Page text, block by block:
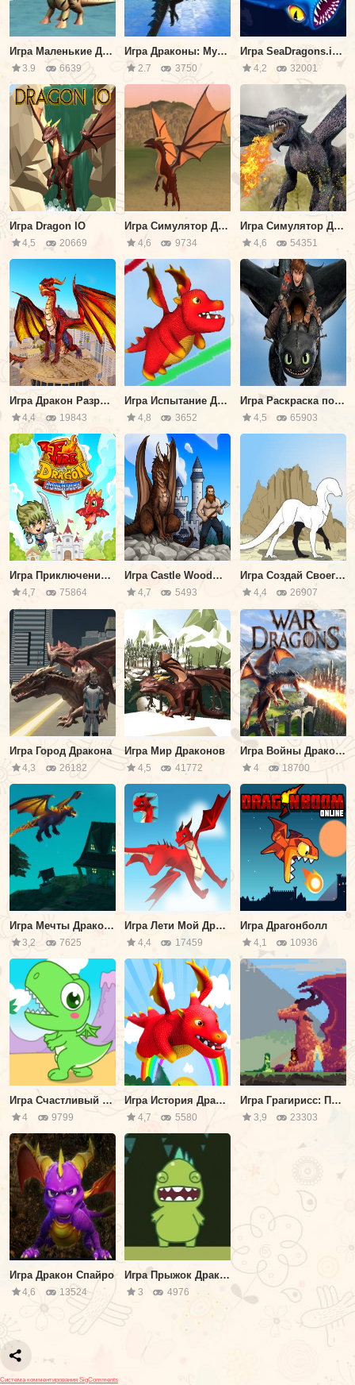
Игра Маленькие Драконы
3.9 6639
Игра Драконы: Мультиплеер
2.7 3750
Игра SeaDragons.io | Морские драконы ио
4,2 32001
Игра Dragon IO
4,5 20669
Игра Симулятор Дракона 3Д
4,6 9734
Игра Симулятор Дракона Мультиплеер
4,6 54351
Игра Дракон Разрушитель Города
4,4 19843
Игра Испытание Дракона
4,8 3652
Игра Раскраска по Номерам: Как Приручить Дракона
4,5 65903
Игра Приключения Огненного Дракона
4,7 75864
Игра Castle Woodwarf 2
4,7 5493
Игра Создай Своего Дракона
4,4 26907
Игра Город Дракона
4,3 26182
Игра Мир Драконов
4,5 41772
Игра Войны Драконов
4 18700
Игра Мечты Дракона
3,2 7625
Игра Лети Мой Дракон
4,4 17459
Игра Драгонболл
4,1 10936
Игра Счастливый Дракон
4 9799
Игра История Драконов
4,7 5580
Игра Грагирисс: Похититель Принцесс
3,9 23303
Игра Дракон Спайро
4,6 13524
Игра Прыжок Дракончика
3 4976
Система комментирования SigComments